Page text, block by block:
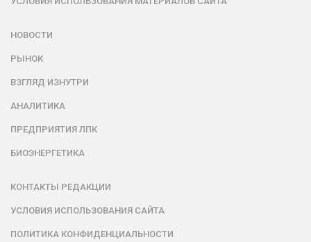
НОВОСТИ
РЫНОК
ВЗГЛЯД ИЗНУТРИ
АНАЛИТИКА
ПРЕДПРИЯТИЯ ЛПК
БИОЭНЕРГЕТИКА
КОНТАКТЫ РЕДАКЦИИ
УСЛОВИЯ ИСПОЛЬЗОВАНИЯ САЙТА
ПОЛИТИКА КОНФИДЕНЦИАЛЬНОСТИ